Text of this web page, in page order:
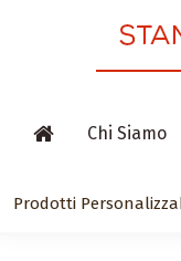
Chi Siamo
Prodotti